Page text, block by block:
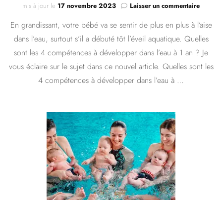
mis à jour le 17 novembre 2023 Laisser un commentairesur
à
dans
l’eau
En grandissant, votre bébé va se sentir de plus en plus à l’aise
dans l’eau, surtout s’il a débuté tôt l’éveil aquatique. Quelles
sont les 4 compétences à développer dans l’eau à 1 an ? Je
vous éclaire sur le sujet dans ce nouvel article. Quelles sont les
4 compétences à développer dans l’eau à …